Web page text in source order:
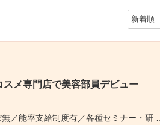
メ専門店で美容部員デビュー
無／能率支給制度有／各種セミナー・研 …